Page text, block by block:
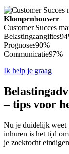
Klompenhouwer
Customer Succes
Belastingaangiftes
Prognoses90%
Communicatie97%
Ik help je graag
– tips voor
Nu je duidelijk weet
inhuren is het tijd
je zoektocht